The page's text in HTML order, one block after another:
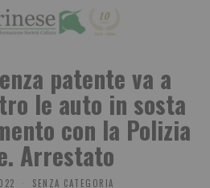
patente va a
le auto in sosta
con la Polizia
Arrestato
SENZA CATEGORIA